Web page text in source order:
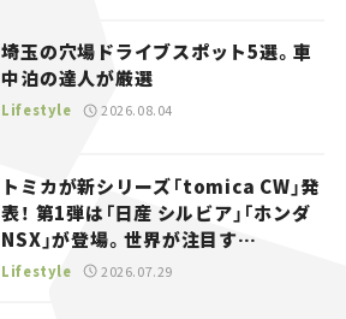
埼玉の穴場ドライブスポット5選。車
中泊の達人が厳選
Lifestyle 2026.08.04
トミカが新シリーズ「tomica CW」発
表！ 第1弾は「日産 シルビア」「ホンダ
NSX」が登場。世界が注目す
る“JDM”に焦点【クルマとホビー】
Lifestyle 2026.07.29